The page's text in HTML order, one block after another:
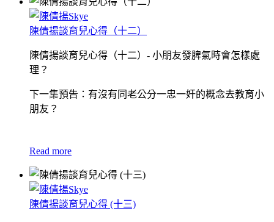
陳倩揚談育兒心得（十二）
陳倩揚談育兒心得（十二）- 小朋友發脾氣時會怎樣處
理？
下一集預告：有沒有同老公分一忠一奸的概念去教育小
朋友？
Read more
陳倩揚談育兒心得 (十三)